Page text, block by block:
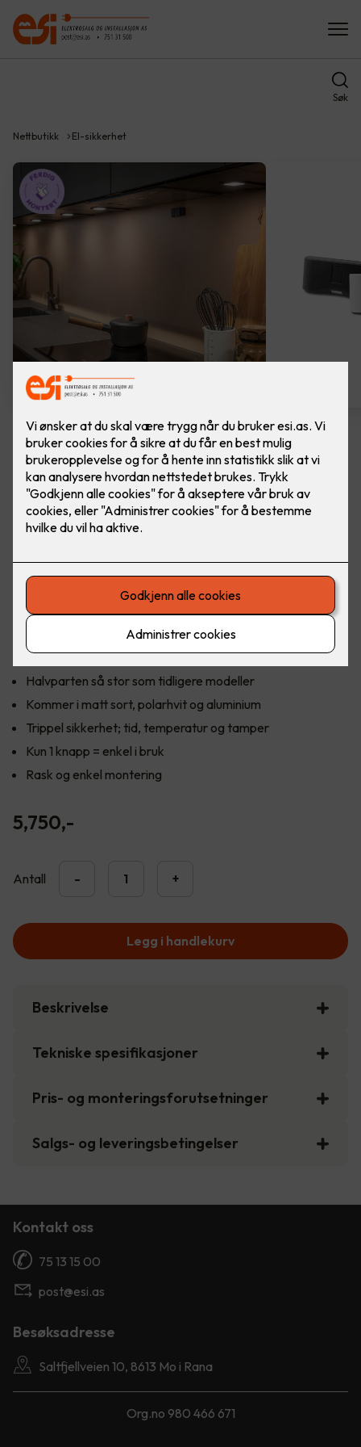
Søk
Nettbutikk El-sikkerhet
Komfyrvakt mKomfy Wally
m/trådløs sensor
Komfyrvakt mKomfy 25 Wally fra CTM Lyng.
CTM Lyngs nyeste komfyrvakt mKomfy Wally er halvparten
så stor som forgjengeren, med en sensor som kun er 81 mm
lang. Den har et tredobbelt sikkerhetssystem i form av
timerfunksjon, vakt for overtemperatur og tampersikring
som forhindrer bruk hvis sensoren fjernes.
Halvparten så stor som tidligere modeller
Kommer i matt sort, polarhvit og aluminium
Trippel sikkerhet; tid, temperatur og tamper
Kun 1 knapp = enkel i bruk
Rask og enkel montering
5,750,-
Antall - +
Legg i handlekurv
Beskrivelse
Tekniske spesifikasjoner
Pris- og monteringsforutsetninger
Salgs- og leveringsbetingelser
Kontakt oss
75 13 15 00
post@esi.as
Besøksadresse
Saltfjellveien 10, 8613 Mo i Rana
Org.no 980 466 671